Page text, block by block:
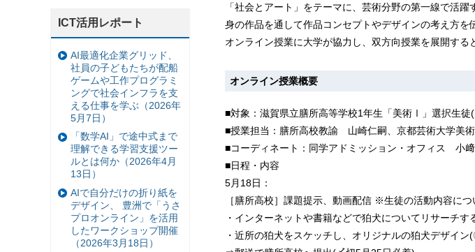
「社会とアート」をテーマに、芸術分野の第一線で活
身の作品を通して作品コンセプトやデザインの考え方
オンライン授業に大学が協力し、双方向授業を展開する
オンライン授業概要
■対象：滋賀県立膳所高等学校1年生「美術Ⅰ」選択生徒
■授業担当：膳所高校教諭 山崎仁嗣、京都芸術大学美
■コーディネート：同学アドミッション・オフィス 小
■日程・内容
5月18日：
［膳所高校］課題提示、動画配信 ※生徒の活動内容につ
・インターネットや書籍などで狛犬についてリサーチす
・近所の狛犬をスケッチし、オリジナルの狛犬デザイ
ICT活用レポート
AI最適化企業グリッド、
社員の子どもたちが配船
ゲームや工作プログラミ
ングで社会インフラを支
える仕事を学ぶ（2026年
5月7日）
「数学AI」で途中式まで
理解できる学習支援ツー
ルとは何か（2026年4月
13日）
AIで自分だけの折り紙を
デザイン、 豊洲で「うさ
プロオンライン」を活用
したワークショップ開催
（2026年3月18日）